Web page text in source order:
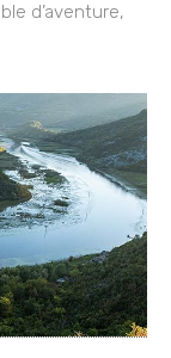
d’aventure,